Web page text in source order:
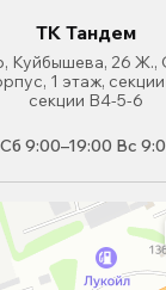
ТК Тандем
Куйбышева, 26 Ж.,
1 этаж,
секции В4-5-6
9:00–19:00 Вс